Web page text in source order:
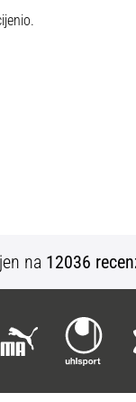
na 12036